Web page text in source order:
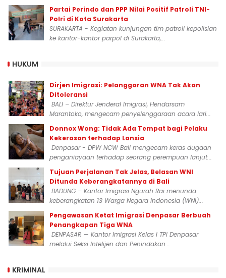
Partai Perindo dan PPP Nilai Positif Patroli TNI-
Polri di Kota Surakarta
SURAKARTA - Kegiatan kunjungan tim patroli kepolisian
ke kantor-kantor parpol di Surakarta,...
HUKUM
Dirjen Imigrasi: Pelanggaran WNA Tak Akan
Ditoleransi
BALI – Direktur Jenderal Imigrasi, Hendarsam
Marantoko, mengecam penyelenggaraan acara lari...
Donnox Wong: Tidak Ada Tempat bagi Pelaku
Kekerasan terhadap Lansia
Denpasar - DPW NCW Bali mengecam keras dugaan
penganiayaan terhadap seorang perempuan lanjut...
Tujuan Perjalanan Tak Jelas, Belasan WNI
Ditunda Keberangkatannya di Bali
BADUNG – Kantor Imigrasi Ngurah Rai menunda
keberangkatan 13 Warga Negara Indonesia (WNI)...
Pengawasan Ketat Imigrasi Denpasar Berbuah
Penangkapan Tiga WNA
DENPASAR — Kantor Imigrasi Kelas I TPI Denpasar
melalui Seksi Intelijen dan Penindakan...
KRIMINAL